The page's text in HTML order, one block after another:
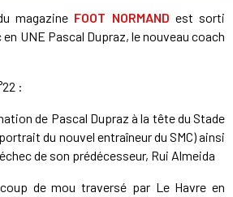
magazine FOOT NORMAND est sorti
UNE Pascal Dupraz, le nouveau coach
:
de Pascal Dupraz à la tête du Stade
du nouvel entraîneur du SMC) ainsi
de son prédécesseur, Rui Almeida
de mou traversé par Le Havre en